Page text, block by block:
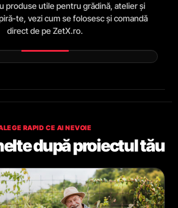
produse utile pentru grădină, atelier și
te, vezi cum se folosesc și comandă
direct de pe ZetX.ro.
RAPID CE AI NEVOIE
după proiectul tău